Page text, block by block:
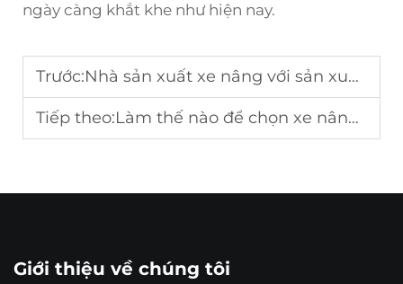
ngày càng khắt khe như hiện nay.
Trước:Nhà sản xuất xe nâng với sản xuất hàng loạt
Tiếp theo:Làm thế nào để chọn xe nâng container?
Giới thiệu về chúng tôi